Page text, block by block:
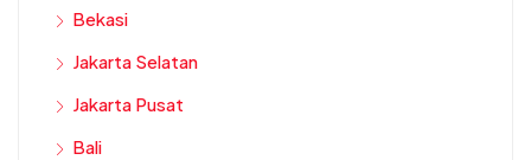
Bekasi
Jakarta Selatan
Jakarta Pusat
Bali